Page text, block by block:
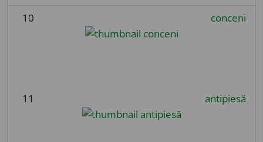
10 conceni
11 antipiesă